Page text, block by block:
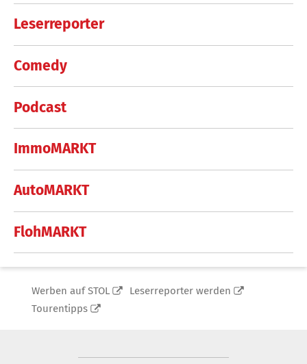
Leserreporter
Comedy
Podcast
ImmoMARKT
AutoMARKT
FlohMARKT
Werben auf STOL
Leserreporter werden
Tourentipps